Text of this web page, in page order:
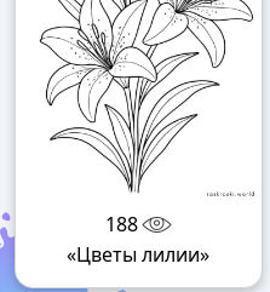
188
«Цветы лилии»